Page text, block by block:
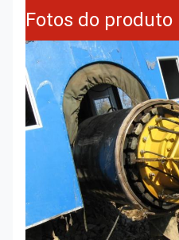
Fotos do produto